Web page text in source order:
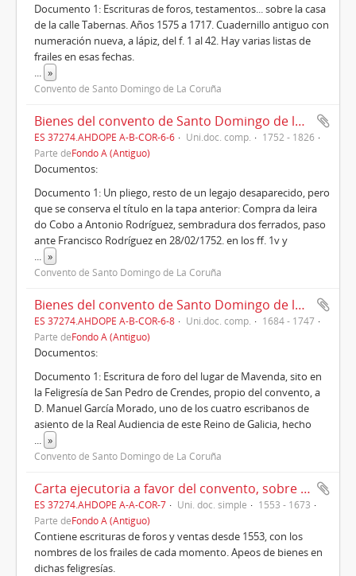
Documento 1: Escrituras de foros, testamentos... sobre la casa
de la calle Tabernas. Años 1575 a 1717. Cuadernillo antiguo con
numeración nueva, a lápiz, del f. 1 al 42. Hay varias listas de
frailes en esas fechas.
... »
Convento de Santo Domingo de La Coruña
Bienes del convento de Santo Domingo de la Coruña en la feligresía de San Pedro Fiz de Vijoy (1752-1826)
ES 37274.AHDOPE A-B-COR-6-6 Uni.doc. comp.
1752 - 1826
Parte deFondo A (Antiguo)
Documentos:
Documento 1: Un pliego, resto de un legajo desaparecido, pero
que se conserva el título en la tapa anterior: Compra da leira
do Cobo a Antonio Rodríguez, sembradura dos ferrados, paso
ante Francisco Rodríguez en 28/02/1752. en los ff. 1v y
... »
Convento de Santo Domingo de La Coruña
Bienes del convento de Santo Domingo de la Coruña en las feligresías de San Pedro de Crendes (1684-1747)
ES 37274.AHDOPE A-B-COR-6-8 Uni.doc. comp.
1684 - 1747
Parte deFondo A (Antiguo)
Documentos:
Documento 1: Escritura de foro del lugar de Mavenda, sito en
la Feligresía de San Pedro de Crendes, propio del convento, a
D. Manuel García Morado, uno de los cuatro escribanos de
asiento de la Real Audiencia de este Reino de Galicia, hecho
... »
Convento de Santo Domingo de La Coruña
Carta ejecutoria a favor del convento, sobre bienes en las feligresías de Santaya de Lians, Sta. Leocadia de Foz, términos de Perillo y Montrobe.
ES 37274.AHDOPE A-A-COR-7 Uni. doc. simple
1553 - 1673
Parte deFondo A (Antiguo)
Contiene escrituras de foros y ventas desde 1553, con los
nombres de los frailes de cada momento. Apeos de bienes en
dichas feligresías.